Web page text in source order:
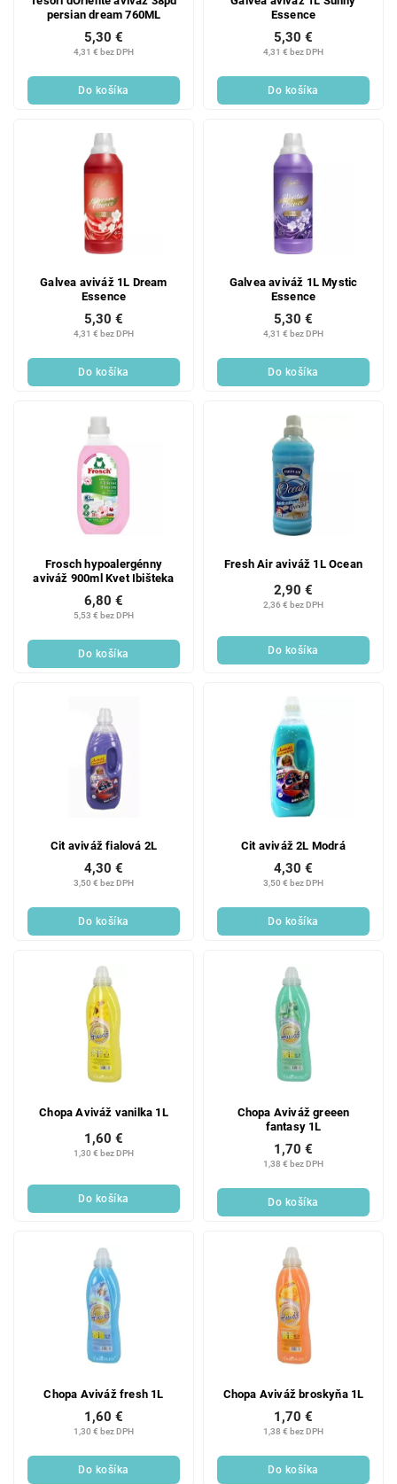
persian dream 760ML
4,31 € bez DPH
5,30 €
Do košíka
Essence
4,31 € bez DPH
5,30 €
Do košíka
Galvea aviváž 1L Dream
Essence
4,31 € bez DPH
5,30 €
Do košíka
Galvea aviváž 1L Mystic
Essence
4,31 € bez DPH
5,30 €
Do košíka
Frosch hypoalergénny
aviváž 900ml Kvet Ibišteka
5,53 € bez DPH
6,80 €
Do košíka
Fresh Air aviváž 1L Ocean
2,36 € bez DPH
2,90 €
Do košíka
Cit aviváž fialová 2L
3,50 € bez DPH
4,30 €
Do košíka
Cit aviváž 2L Modrá
3,50 € bez DPH
4,30 €
Do košíka
Chopa Aviváž vanilka 1L
1,30 € bez DPH
1,60 €
Do košíka
Chopa Aviváž greeen
fantasy 1L
1,38 € bez DPH
1,70 €
Do košíka
Chopa Aviváž fresh 1L
1,30 € bez DPH
1,60 €
Do košíka
Chopa Aviváž broskyňa 1L
1,38 € bez DPH
1,70 €
Do košíka